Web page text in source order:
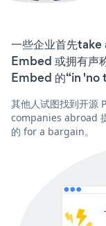
一些企业首先
Embed 或拥有声
Embed 的“in 'no
其他人试图找到开源
companies abroad
的 for a bargain。